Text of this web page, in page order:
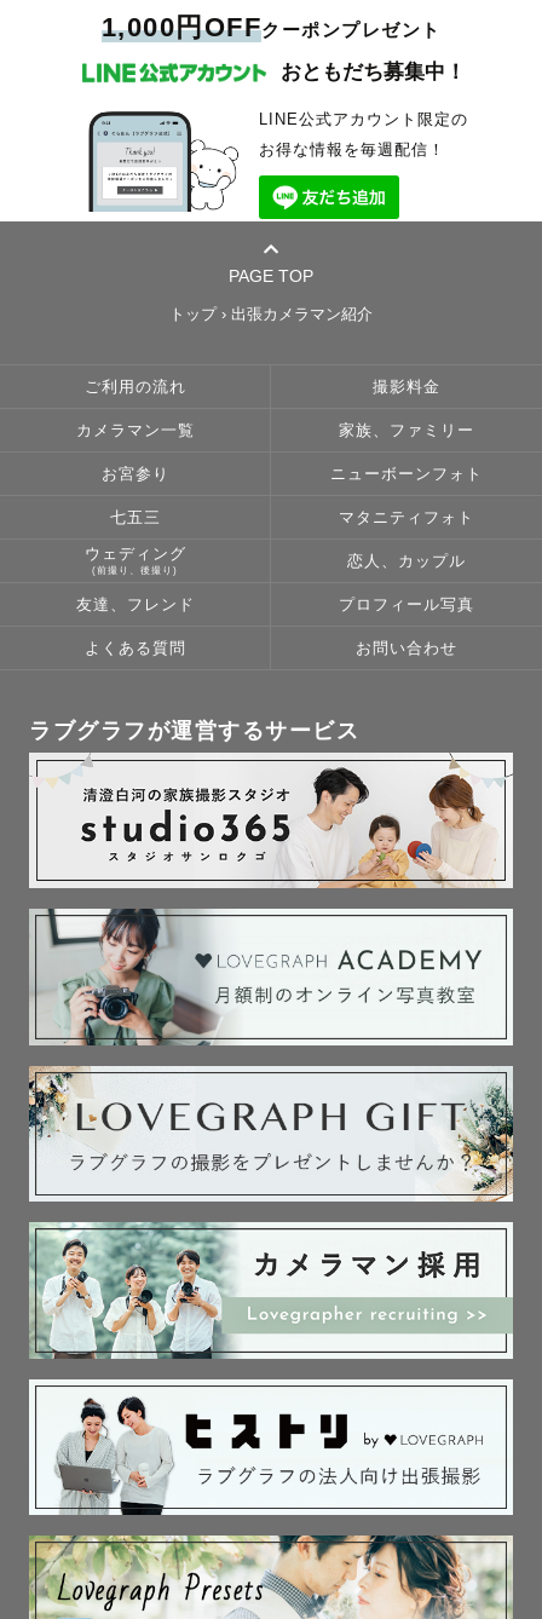
1,000円OFFクーポンプレゼント
おともだち募集中！
LINE公式アカウント限定の
お得な情報を毎週配信！
PAGE TOP
トップ› 出張カメラマン紹介
ご利用の流れ 撮影料金
カメラマン一覧 家族、ファミリー
お宮参り ニューボーンフォト
七五三 マタニティフォト
ウェディング
(前撮り、後撮り)
恋人、カップル
友達、フレンド プロフィール写真
よくある質問 お問い合わせ
ラブグラフが運営するサービス